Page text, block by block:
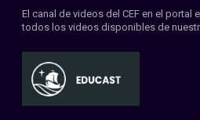
El canal de videos del CEF en el portal
todos los videos disponibles de